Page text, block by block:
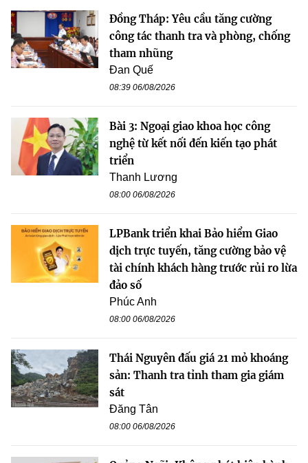
Đồng Tháp: Yêu cầu tăng cường
công tác thanh tra và phòng, chống
tham nhũng
Đan Quế
08:39 06/08/2026
Bài 3: Ngoại giao khoa học công
nghệ từ kết nối đến kiến tạo phát
triển
Thanh Lương
08:00 06/08/2026
LPBank triển khai Bảo hiểm Giao
dịch trực tuyến, tăng cường bảo vệ
tài chính khách hàng trước rủi ro lừa
đảo số
Phúc Anh
08:00 06/08/2026
Thái Nguyên đấu giá 21 mỏ khoáng
sản: Thanh tra tỉnh tham gia giám
sát
Đăng Tân
08:00 06/08/2026